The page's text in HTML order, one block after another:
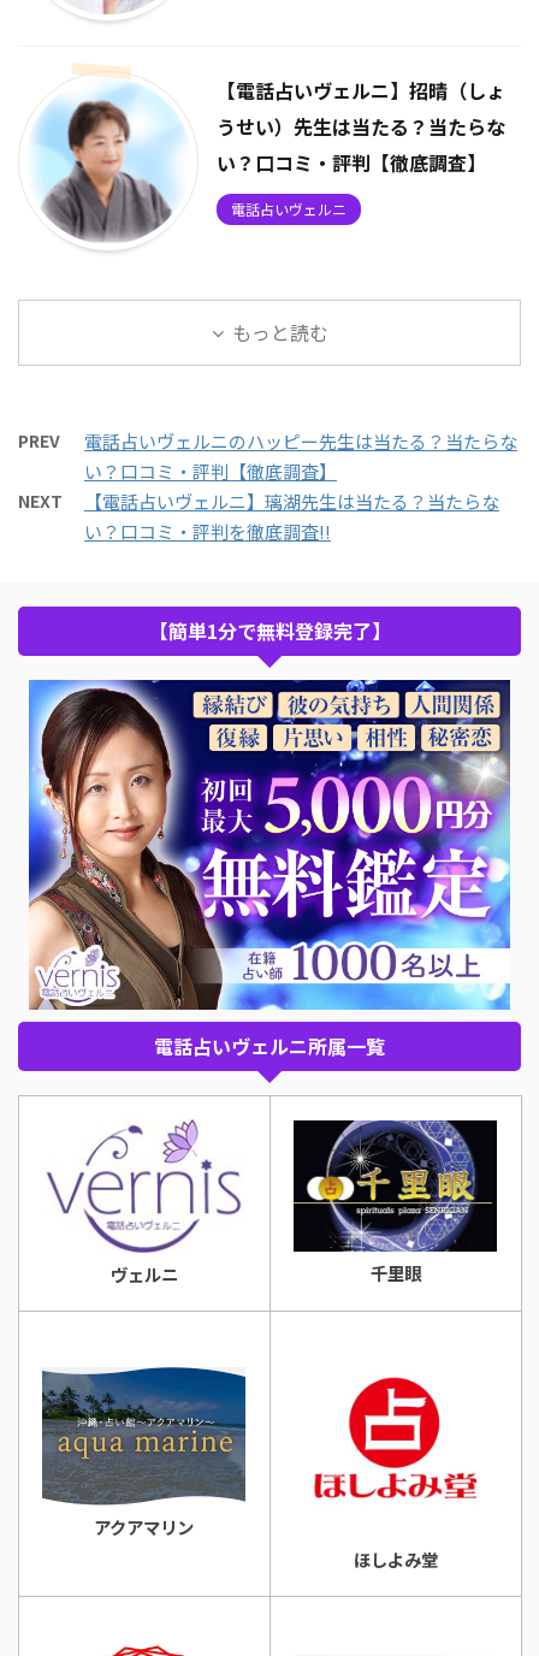
【電話占いヴェルニ】招晴（しょ
うせい）先生は当たる？当たらな
い？口コミ・評判【徹底調査】
電話占いヴェルニ
もっと読む
PREV
電話占いヴェルニのハッピー先生は当たる？当たらな
い？口コミ・評判【徹底調査】
NEXT
【電話占いヴェルニ】璃湖先生は当たる？当たらな
い？口コミ・評判を徹底調査!!
【簡単1分で無料登録完了】
電話占いヴェルニ所属一覧
ヴェルニ 千里眼
アクアマリン
ほしよみ堂